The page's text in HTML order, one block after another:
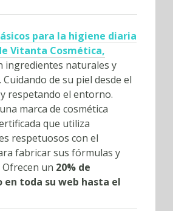
para la higiene diaria
Vitanta Cosmética,
ingredientes naturales y
Cuidando de su piel desde el
respetando el entorno.
marca de cosmética
que utiliza
respetuosos con el
fabricar sus fórmulas y
un 20% de
en toda su web hasta el